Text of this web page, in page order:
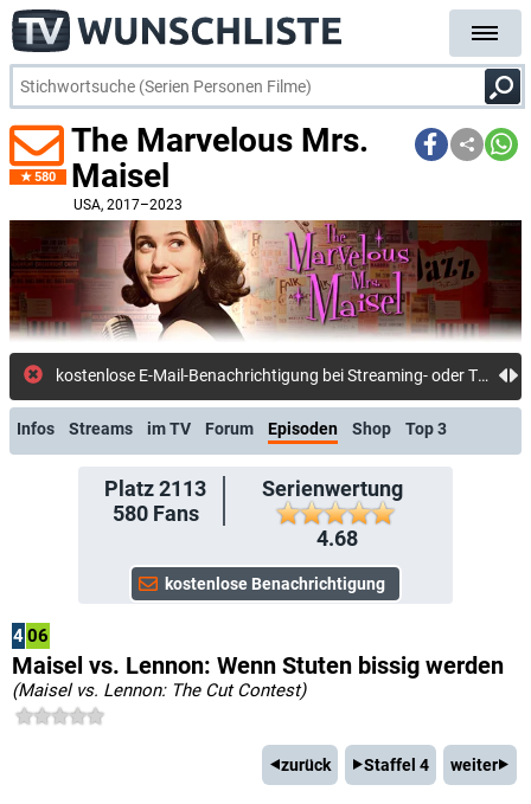
580
The Marvelous Mrs.
Maisel
USA, 2017–2023
23.07.: Ne
Infos Streams im TV Forum Episoden Shop Top 3
Platz 2113
580Fans
Serienwertung
4.68
406
Maisel vs. Lennon: Wenn Stuten bissig werden
(Maisel vs. Lennon: The Cut Contest)
zurück Staffel 4 weiter